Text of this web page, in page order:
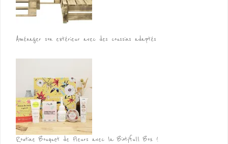
Aménager son extérieur avec des coussins adaptés
Routine Bouquet de Fleurs avec la Biotyfull Box !